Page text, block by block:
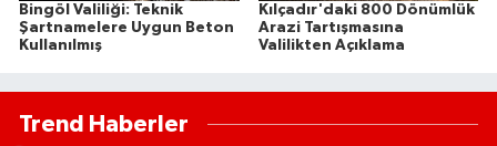
Bingöl Valiliği: Teknik
Şartnamelere Uygun Beton
Kullanılmış
Kılçadır'daki 800 Dönümlük
Arazi Tartışmasına
Valilikten Açıklama
Trend Haberler